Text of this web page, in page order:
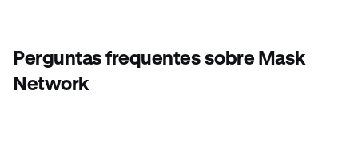
Perguntas frequentes sobre Mask
Network